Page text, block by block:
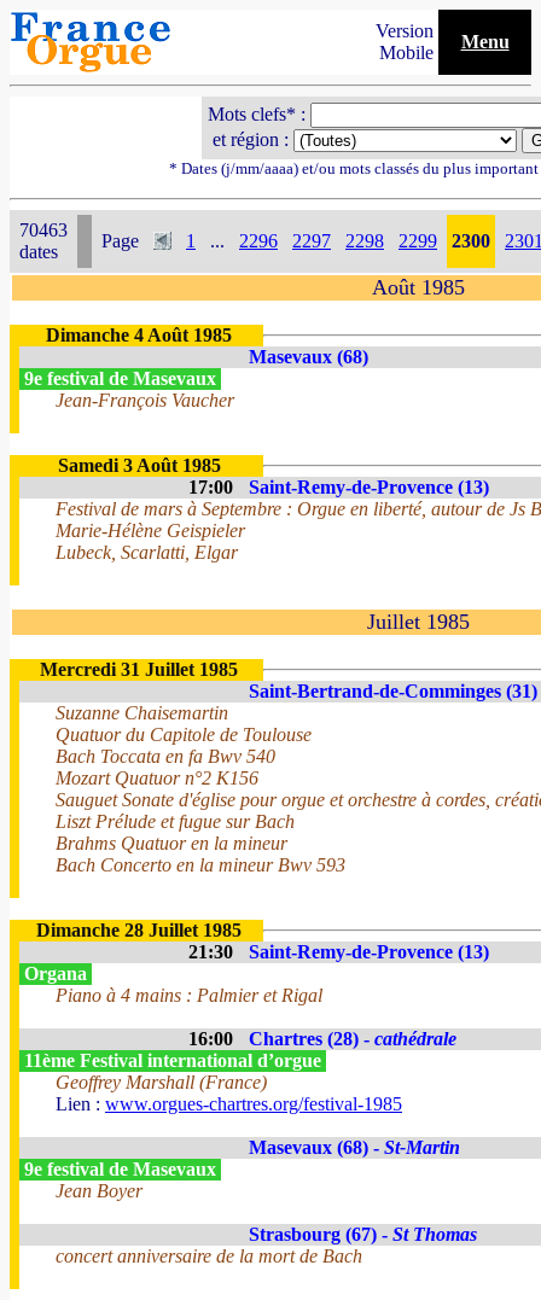
Version
Mobile
Menu
Mots clefs* :
et région :
* Dates (j/mm/aaaa) et/ou mots classés du plus
70463
dates
Page 1 ... 2296 2297 2298 2299 2300
Août 1985
Dimanche 4 Août 1985
Masevaux (68)
9e festival de Masevaux
Jean-François Vaucher
Samedi 3 Août 1985
17:00
Saint-Remy-de-Provence (13)
Festival de mars à Septembre : Orgue en liberté, autour de Js
Marie-Hélène Geispieler
Lubeck, Scarlatti, Elgar
Juillet 1985
Mercredi 31 Juillet 1985
Saint-Bertrand-de-Comminges (31)
Suzanne Chaisemartin
Quatuor du Capitole de Toulouse
Bach Toccata en fa Bwv 540
Mozart Quatuor n°2 K156
Sauguet Sonate d'église pour orgue et orchestre à cordes,
Liszt Prélude et fugue sur Bach
Brahms Quatuor en la mineur
Bach Concerto en la mineur Bwv 593
Dimanche 28 Juillet 1985
21:30
Saint-Remy-de-Provence (13)
Organa
Piano à 4 mains : Palmier et Rigal
16:00 Chartres (28) - cathédrale
11ème Festival international d’orgue
Geoffrey Marshall (France)
Lien : www.orgues-chartres.org/festival-1985
Masevaux (68) - St-Martin
9e festival de Masevaux
Jean Boyer
Strasbourg (67) - St Thomas
concert anniversaire de la mort de Bach